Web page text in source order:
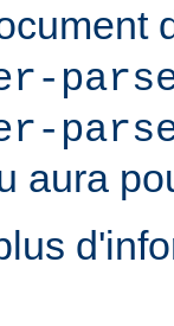
aura